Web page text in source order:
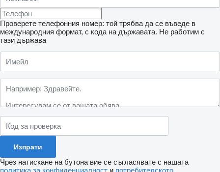
Проверете телефонния номер: той трябва да се въведе в
международния формат, с кода на държавата. Не работим с
тази държава
Чрез натискане на бутона вие се съгласявате с нашата